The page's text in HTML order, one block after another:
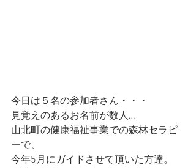
今日は５名の参加者さん・・・
見覚えのあるお名前が数人…
山北町の健康福祉事業での森林セラピ
ーで、
今年5月にガイドさせて頂いた方達。